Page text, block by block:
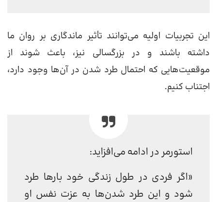
این تجربیات اولیه می‌توانند تأثیر ماندگاری بر روان ما
داشته باشند و در بزرگسالی نیز، باعث شوند از
موقعیت‌هایی که احتمال طرد شدن در آن‌ها وجود دارد،
اجتناب کنیم.
استورمر در ادامه می‌افزاید:
«اگر فردی در طول زندگی خود بارها طرد
شود و این طرد شدن‌ها به عزت نفس او